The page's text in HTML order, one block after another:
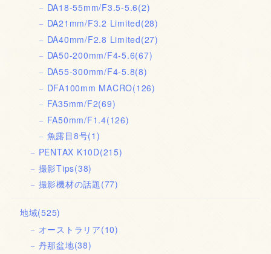
DA18-55mm/F3.5-5.6(2)
DA21mm/F3.2 Limited(28)
DA40mm/F2.8 Limited(27)
DA50-200mm/F4-5.6(67)
DA55-300mm/F4-5.8(8)
DFA100mm MACRO(126)
FA35mm/F2(69)
FA50mm/F1.4(126)
魚露目8号(1)
PENTAX K10D(215)
撮影Tips(38)
撮影機材の話題(77)
地域(525)
オーストラリア(10)
丹那盆地(38)